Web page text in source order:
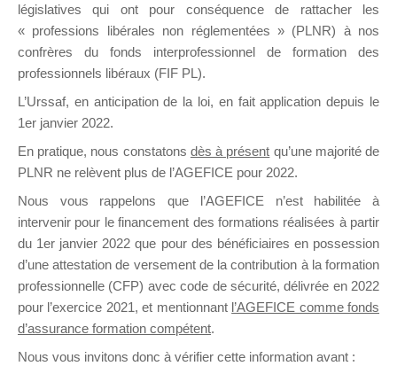
DE
il y a un jour
formation. Il accueille également les Conseillers
législatives qui ont pour conséquence de rattacher les
« professions libérales non réglementées » (PLNR) à nos
confrères du fonds interprofessionnel de formation des
professionnels libéraux (FIF PL).
L’Urssaf, en anticipation de la loi, en fait application depuis le
1er janvier 2022.
En pratique, nous constatons dès à présent qu’une majorité de
PLNR ne relèvent plus de l’AGEFICE pour 2022.
Nous vous rappelons que l’AGEFICE n’est habilitée à
intervenir pour le financement des formations réalisées à partir
du 1er janvier 2022 que pour des bénéficiaires en possession
d’une attestation de versement de la contribution à la formation
professionnelle (CFP) avec code de sécurité, délivrée en 2022
pour l’exercice 2021, et mentionnant l’AGEFICE comme fonds
d’assurance formation compétent.
Nous vous invitons donc à vérifier cette information avant :